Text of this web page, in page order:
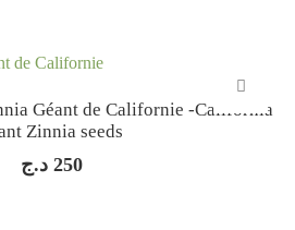
Géant de Californie -California
Zinnia seeds
250 د.ج